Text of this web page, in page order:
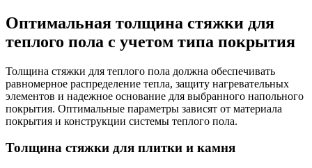
Оптимальная толщина стяжки для
теплого пола с учетом типа покрытия
Толщина стяжки для теплого пола должна обеспечивать
равномерное распределение тепла, защиту нагревательных
элементов и надежное основание для выбранного напольного
покрытия. Оптимальные параметры зависят от материала
покрытия и конструкции системы теплого пола.
Толщина стяжки для плитки и камня